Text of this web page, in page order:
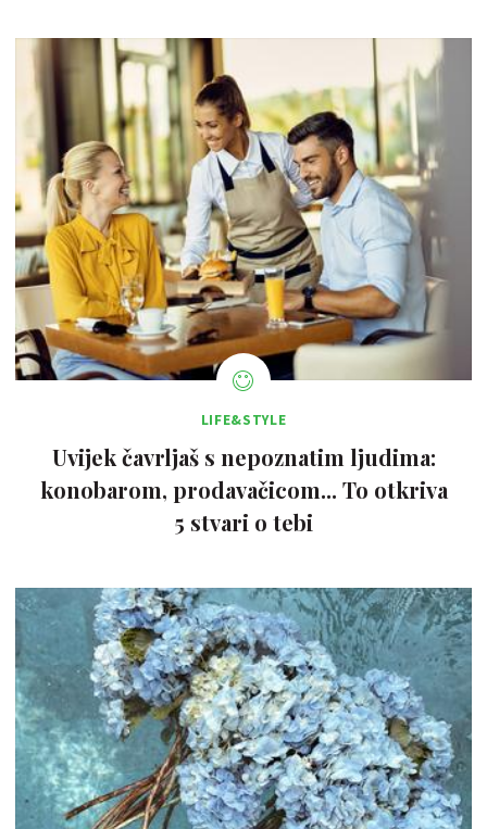
LIFE&STYLE
Uvijek čavrljaš s nepoznatim ljudima:
konobarom, prodavačicom... To otkriva
5 stvari o tebi